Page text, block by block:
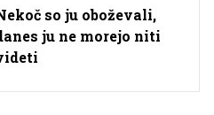
so ju oboževali,
ju ne morejo niti